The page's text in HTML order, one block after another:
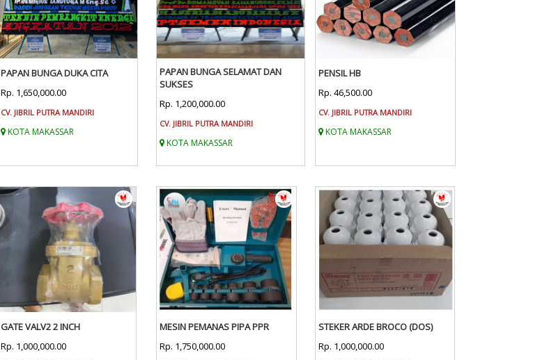
PAPAN BUNGA DUKA CITA
Rp. 1,650,000.00
CV. JIBRIL PUTRA MANDIRI
KOTA MAKASSAR
PAPAN BUNGA SELAMAT DAN
SUKSES
Rp. 1,200,000.00
CV. JIBRIL PUTRA MANDIRI
KOTA MAKASSAR
PENSIL HB
Rp. 46,500.00
CV. JIBRIL PUTRA MANDIRI
KOTA MAKASSAR
GATE VALV2 2 INCH
Rp. 1,000,000.00
MESIN PEMANAS PIPA PPR
Rp. 1,750,000.00
STEKER ARDE BROCO (DOS)
Rp. 1,000,000.00